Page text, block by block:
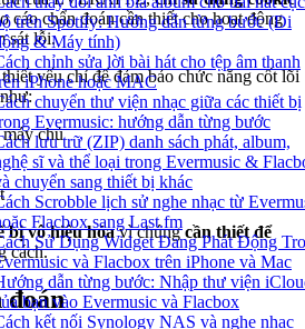
trên Spotify: Hướng dẫn từng bước (Di
& Máy tính)
chỉnh sửa lời bài hát cho tệp âm thanh
iPhone hoặc MAC
chuyển thư viện nhạc giữa các thiết bị
Evermusic: hướng dẫn từng bước
lưu trữ (ZIP) danh sách phát, album,
sĩ và thể loại trong Evermusic &
chuyển sang thiết bị khác
Scrobble lịch sử nghe nhạc từ
Flacbox sang Last.fm
Sử Dụng Widget Đang Phát Động
và Flacbox trên iPhone và Mac
dẫn từng bước: Nhập thư viện
bạn vào Evermusic và Flacbox
kết nối Synology NAS và nghe nhạc
cáo chẩn đoán cần thiết cho hoạt động
sát lỗi.
yếu chỉ để đảm bảo chức năng cốt lõi
chủ
bị vô hiệu hóavì chúngcần thiết để
cách.
đoán